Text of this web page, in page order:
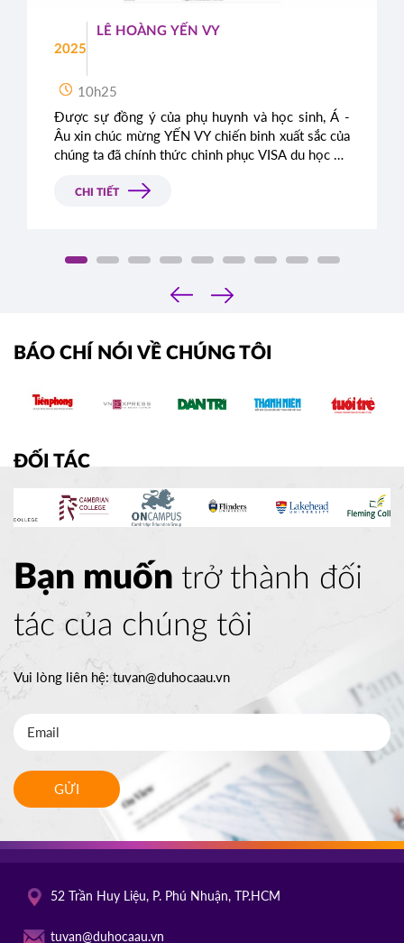
2025
LÊ HOÀNG YẾN VY
10h25
Được sự đồng ý của phụ huynh và học sinh, Á -
Âu xin chúc mừng YẾN VY chiến binh xuất sắc của
chúng ta đã chính thức chinh phục VISA du học Úc
xinh đẹp.
CHI TIẾT
‹
›
BÁO CHÍ NÓI VỀ CHÚNG TÔI
ĐỐI TÁC
Bạn muốn trở thành đối
tác của chúng tôi
Vui lòng liên hệ:tuvan@duhocaau.vn
GỬI
52 Trần Huy Liệu, P. Phú Nhuận, TP.HCM
tuvan@duhocaau.vn